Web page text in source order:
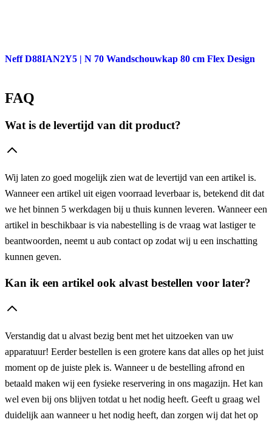
Neff D88IAN2Y5 | N 70 Wandschouwkap 80 cm Flex Design
FAQ
Wat is de levertijd van dit product?
Wij laten zo goed mogelijk zien wat de levertijd van een artikel is.
Wanneer een artikel uit eigen voorraad leverbaar is, betekend dit dat
we het binnen 5 werkdagen bij u thuis kunnen leveren. Wanneer een
artikel in beschikbaar is via nabestelling is de vraag wat lastiger te
beantwoorden, neemt u aub contact op zodat wij u een inschatting
kunnen geven.
Kan ik een artikel ook alvast bestellen voor later?
Verstandig dat u alvast bezig bent met het uitzoeken van uw
apparatuur! Eerder bestellen is een grotere kans dat alles op het juist
moment op de juiste plek is. Wanneer u de bestelling afrond en
betaald maken wij een fysieke reservering in ons magazijn. Het kan
wel even bij ons blijven totdat u het nodig heeft. Geeft u graag wel
duidelijk aan wanneer u het nodig heeft, dan zorgen wij dat het op